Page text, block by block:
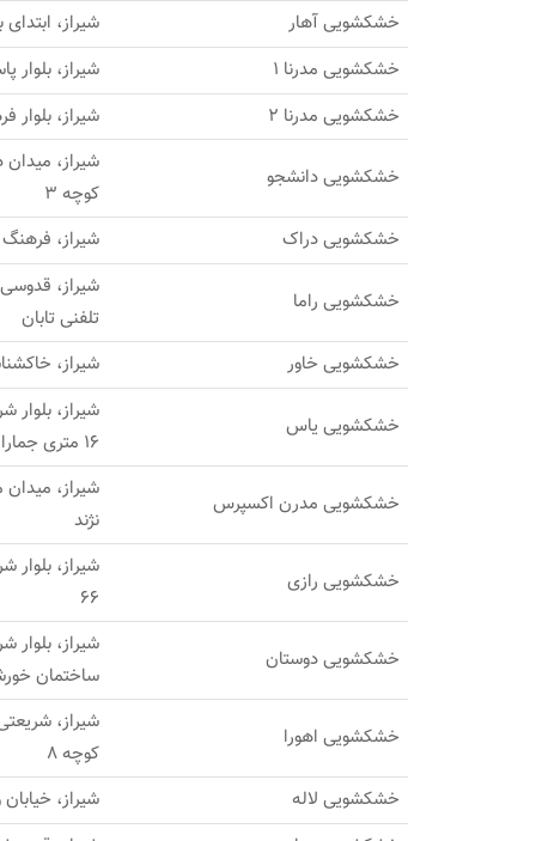
خشکشویی آهار
شیراز،
خشکشویی مدرنا 1
شیراز، بلوار
خشکشویی مدرنا 2
شیراز،
خشکشویی دانشجو
شیراز،
کوچه 3
خشکشویی دراک
شیراز،
خشکشویی راما
تلفنی تابان
خشکشویی خاور
شیراز،
خشکشویی یاس
شیراز،
16 متری جماران
خشکشویی مدرن اکسپرس
شیراز،
نژند
خشکشویی رازی
شیراز، بلوار
66
خشکشویی دوستان
ساختمان
خشکشویی اهورا
شیراز،
کوچه ۸
خشکشویی لاله
شیراز،